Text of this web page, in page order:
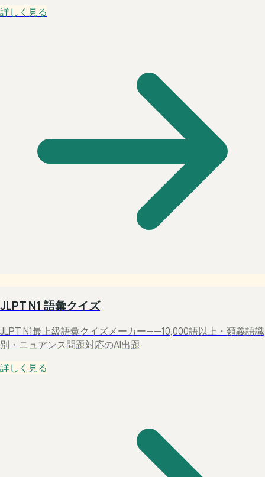
詳しく見る
JLPT N1 語彙クイズ
JLPT N1最上級語彙クイズメーカー——10,000語以上・類義語識
別・ニュアンス問題対応のAI出題
詳しく見る